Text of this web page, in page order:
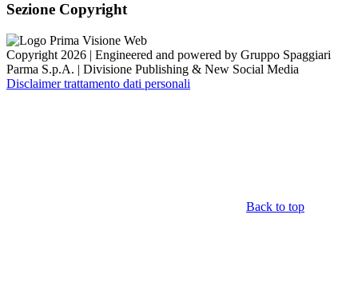
Sezione Copyright
Copyright 2026 | Engineered and powered by Gruppo Spaggiari
Parma S.p.A. | Divisione Publishing & New Social Media
Disclaimer trattamento dati personali
Back to top